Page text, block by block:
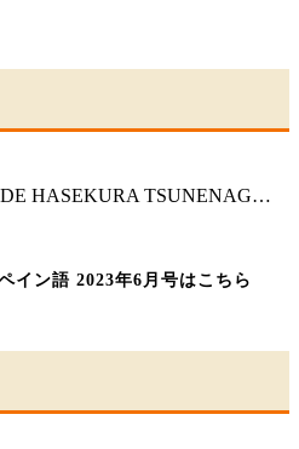
3. TRAS LOS PASOS DE HASEKURA TSUNENAGA ( I )
イン語 2023年6月号はこちら